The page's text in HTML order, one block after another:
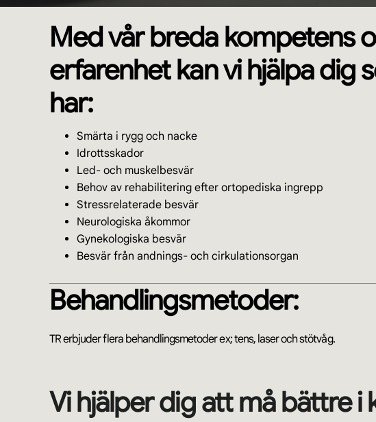
Med vår breda kompetens
erfarenhet kan vi hjälpa dig
har:
Smärta i rygg och nacke
Idrottsskador
Led- och muskelbesvär
Behov av rehabilitering efter ortopediska ingrepp
Stressrelaterade besvär
Neurologiska åkommor
Gynekologiska besvär
Besvär från andnings- och cirkulationsorgan
Behandlingsmetoder:
TR erbjuder flera behandlingsmetoder ex; tens, laser och stötvåg.
Vi hjälper dig att må bättre i